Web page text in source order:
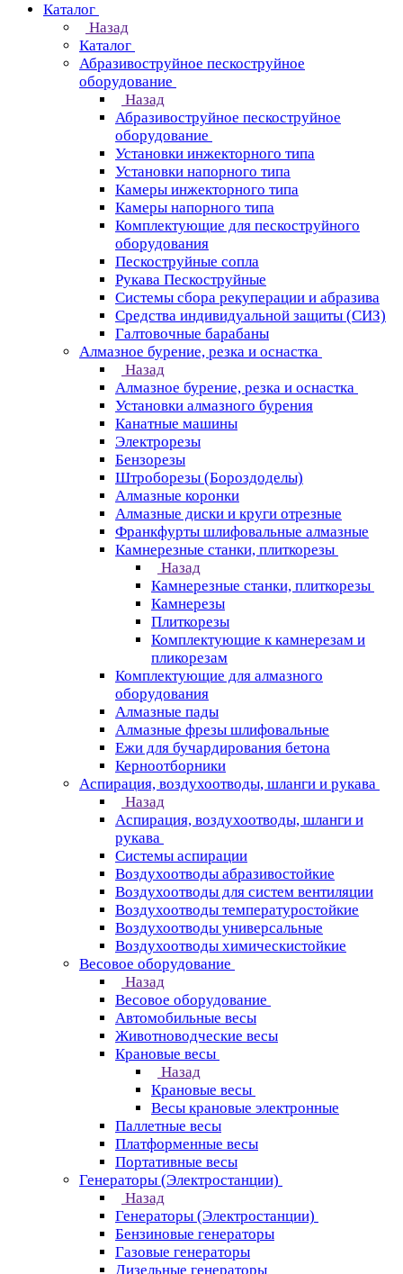
Каталог
Назад
Каталог
Абразивоструйное пескоструйное
оборудование
Назад
Абразивоструйное пескоструйное
оборудование
Установки инжекторного типа
Установки напорного типа
Камеры инжекторного типа
Камеры напорного типа
Комплектующие для пескоструйного
оборудования
Пескоструйные сопла
Рукава Пескоструйные
Системы сбора рекуперации и абразива
Средства индивидуальной защиты (СИЗ)
Галтовочные барабаны
Алмазное бурение, резка и оснастка
Назад
Алмазное бурение, резка и оснастка
Установки алмазного бурения
Канатные машины
Электрорезы
Бензорезы
Штроборезы (Бороздоделы)
Алмазные коронки
Алмазные диски и круги отрезные
Франкфурты шлифовальные алмазные
Камнерезные станки, плиткорезы
Назад
Камнерезные станки, плиткорезы
Камнерезы
Плиткорезы
Комплектующие к камнерезам и
пликорезам
Комплектующие для алмазного
оборудования
Алмазные пады
Алмазные фрезы шлифовальные
Ежи для бучардирования бетона
Керноотборники
Аспирация, воздухоотводы, шланги и рукава
Назад
Аспирация, воздухоотводы, шланги и
рукава
Системы аспирации
Воздухоотводы абразивостойкие
Воздухоотводы для систем вентиляции
Воздухоотводы температуростойкие
Воздухоотводы универсальные
Воздухоотводы химическистойкие
Весовое оборудование
Назад
Весовое оборудование
Автомобильные весы
Животноводческие весы
Крановые весы
Назад
Крановые весы
Весы крановые электронные
Паллетные весы
Платформенные весы
Портативные весы
Генераторы (Электростанции)
Назад
Генераторы (Электростанции)
Бензиновые генераторы
Газовые генераторы
Дизельные генераторы